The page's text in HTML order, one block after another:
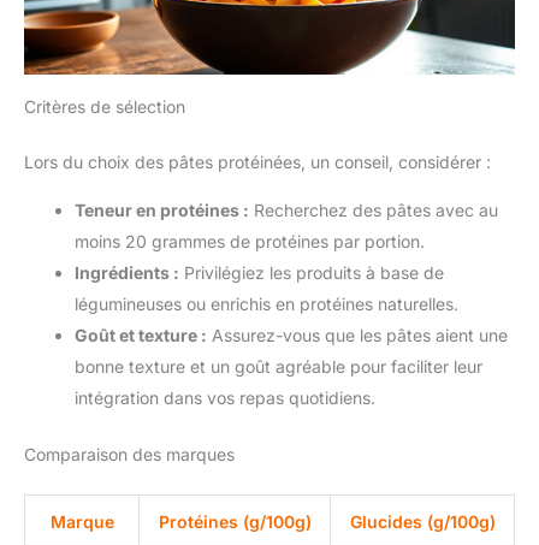
Critères de sélection
Lors du choix des pâtes protéinées, un conseil, considérer :
Teneur en protéines : Recherchez des pâtes avec au
moins 20 grammes de protéines par portion.
Ingrédients : Privilégiez les produits à base de
légumineuses ou enrichis en protéines naturelles.
Goût et texture : Assurez-vous que les pâtes aient une
bonne texture et un goût agréable pour faciliter leur
intégration dans vos repas quotidiens.
Comparaison des marques
Marque Protéines (g/100g) Glucides (g/100g)